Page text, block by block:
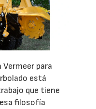
Vermeer para
está
que tiene
filosofía